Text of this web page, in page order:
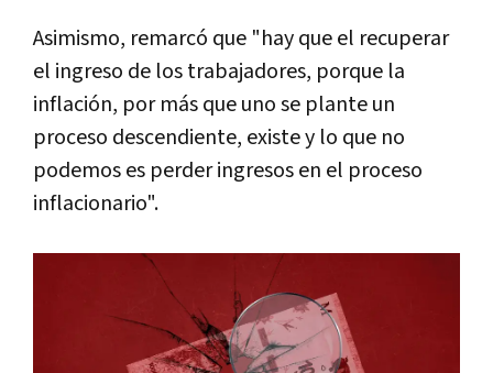
Asimismo, remarcó que "hay que el recuperar
el ingreso de los trabajadores, porque la
inflación, por más que uno se plante un
proceso descendiente, existe y lo que no
podemos es perder ingresos en el proceso
inflacionario".